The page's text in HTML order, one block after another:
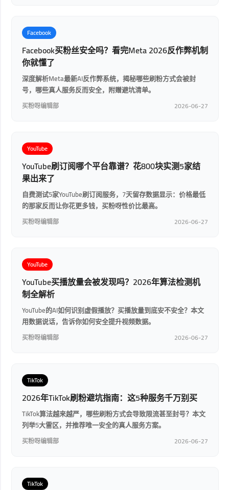
Facebook
Facebook买粉丝安全吗？看完Meta 2026反作弊机制
你就懂了
深度解析Meta最新AI反作弊系统，揭秘哪些刷粉方式会被封
号，哪些真人服务反而安全，附赠避坑清单。
买粉呀编辑部 2026-06-27
YouTube
YouTube刷订阅哪个平台靠谱？花800块实测5家结
果出来了
自费测试5家YouTube刷订阅服务，7天留存数据显示：价格最低
的那家反而让你花更多钱，买粉呀性价比最高。
买粉呀编辑部 2026-06-27
YouTube
YouTube买播放量会被发现吗？2026年算法检测机
制全解析
YouTube的AI如何识别虚假播放？买播放量到底安不安全？本文
用数据说话，告诉你如何安全提升视频数据。
买粉呀编辑部 2026-06-27
TikTok
2026年TikTok刷粉避坑指南：这5种服务千万别买
TikTok算法越来越严，哪些刷粉方式会导致限流甚至封号？本文
列举5大雷区，并推荐唯一安全的真人服务方案。
买粉呀编辑部 2026-06-27
TikTok